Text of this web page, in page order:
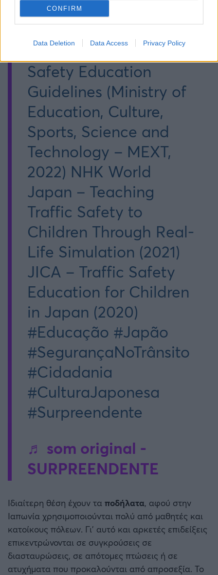
CONFIRM
Data Deletion Data Access Privacy Policy
Programs in Japan
(2023) Government of
Japan – Road Traffic
Safety Education
Guidelines (Ministry of
Education, Culture,
Sports, Science and
Technology – MEXT,
2022) NHK World
Japan – Teaching
Traffic Safety to
Children Through Real-
Life Simulation (2021)
JICA – Traffic Safety
Education for Children
in Japan (2020)
#Educação #Japão
#SegurançaNoTrânsito
#Cidadania
#CulturaJaponesa
#Surpreendente
♬ som original -
SURPREENDENTE
Ιδιαίτερη θέση έχουν τα ποδήλατα, αφού στην
Ιαπωνία χρησιμοποιούνται πολύ από μαθητές και
κατοίκους πόλεων. Γι’ αυτό και αρκετές επιδείξεις
επικεντρώνονται σε συγκρούσεις σε
διασταυρώσεις, σε απότομες πτώσεις ή σε
ατυχήματα που προκαλούνται από απροσεξία. Το